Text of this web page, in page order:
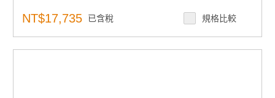
提供靈活的安裝：DIN導軌和壁掛式安裝
提供鏈路故障直通 （LFP）
巨型幀：9216 位元組
NT$17,735 已含稅 規格比較